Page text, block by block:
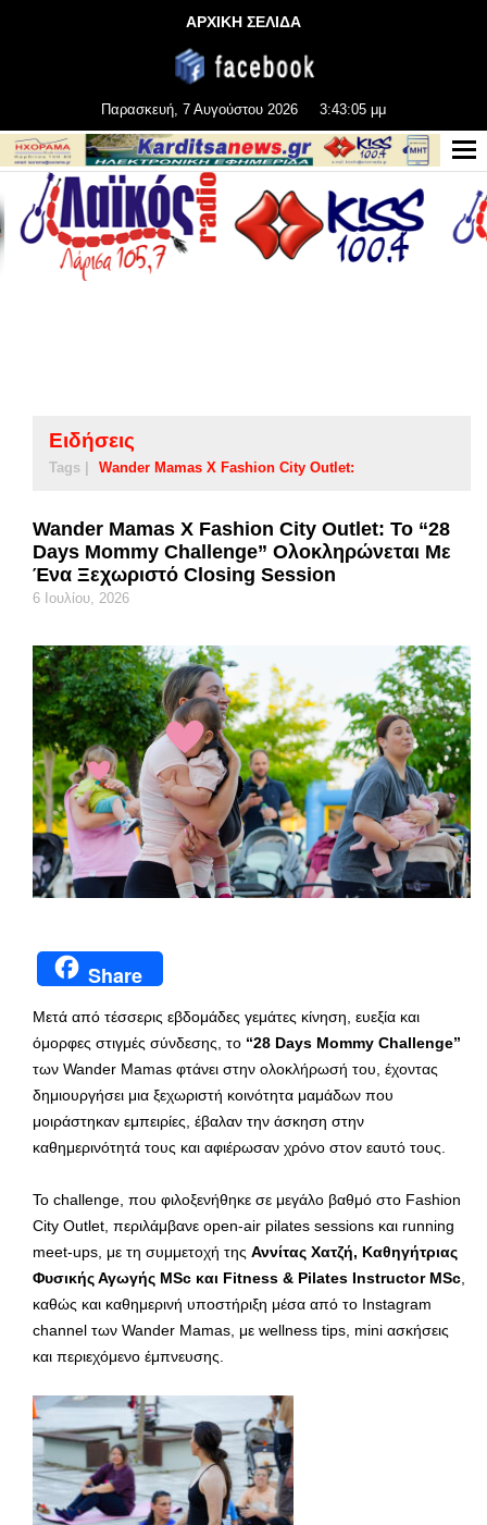
ΑΡΧΙΚΗ ΣΕΛΙΔΑ
Παρασκευή, 7 Αυγούστου 2026 3:43:06 μμ
Ειδήσεις
Tags | Wander Mamas X Fashion City Outlet:
Wander Mamas X Fashion City Outlet: Το “28
Days Mommy Challenge” Ολοκληρώνεται Με
Ένα Ξεχωριστό Closing Session
6 Ιουλίου, 2026
Share
Μετά από τέσσερις εβδομάδες γεμάτες κίνηση, ευεξία και
όμορφες στιγμές σύνδεσης, το “28 Days Mommy Challenge”
των Wander Mamas φτάνει στην ολοκλήρωσή του, έχοντας
δημιουργήσει μια ξεχωριστή κοινότητα μαμάδων που
μοιράστηκαν εμπειρίες, έβαλαν την άσκηση στην
καθημερινότητά τους και αφιέρωσαν χρόνο στον εαυτό τους.
Το challenge, που φιλοξενήθηκε σε μεγάλο βαθμό στο Fashion
City Outlet, περιλάμβανε open-air pilates sessions και running
meet-ups, με τη συμμετοχή της Αννίτας Χατζή, Καθηγήτριας
Φυσικής Αγωγής MSc και Fitness & Pilates Instructor MSc,
καθώς και καθημερινή υποστήριξη μέσα από το Instagram
channel των Wander Mamas, με wellness tips, mini ασκήσεις
και περιεχόμενο έμπνευσης.